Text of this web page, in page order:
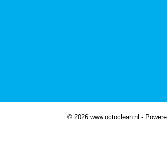
© 2026 www.octoclean.nl -